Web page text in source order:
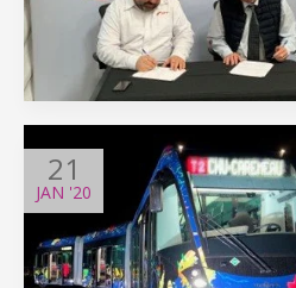
21
JAN '20